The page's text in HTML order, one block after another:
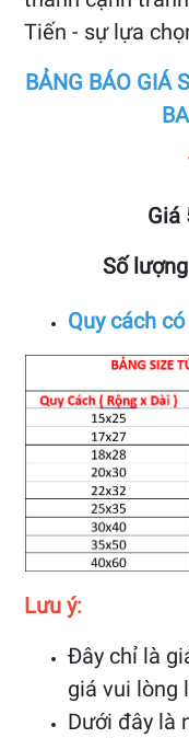
Tiến - sự lựa
BẢNG BÁO GIÁ
Giá
Số
Quy cách
Lưu ý:
Đây chỉ là
giá vui lòng
Dưới đây là